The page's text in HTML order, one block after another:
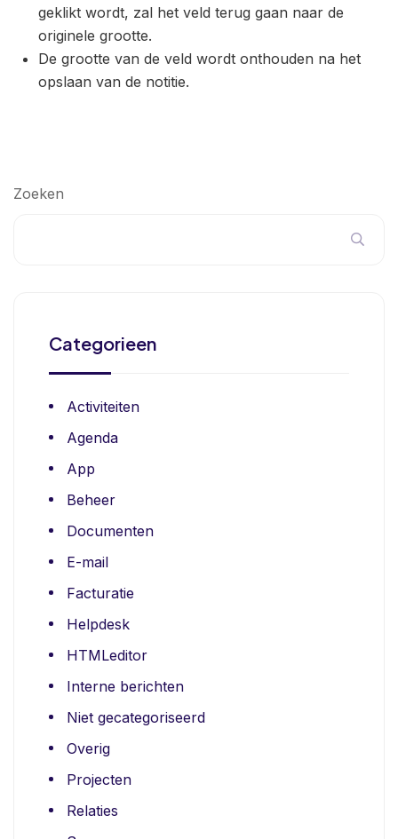
geklikt wordt, zal het veld terug gaan naar de
originele grootte.
De grootte van de veld wordt onthouden na het
opslaan van de notitie.
Zoeken
Categorieen
Activiteiten
Agenda
App
Beheer
Documenten
E-mail
Facturatie
Helpdesk
HTMLeditor
Interne berichten
Niet gecategoriseerd
Overig
Projecten
Relaties